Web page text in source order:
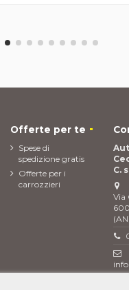
Offerte per te
Spese di
spedizione gratis
Offerte per i
carrozzieri
C.
Via